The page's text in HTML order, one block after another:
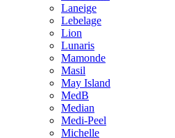
Laneige
Lebelage
Lion
Lunaris
Mamonde
Masil
May Island
MedB
Median
Medi-Peel
Michelle